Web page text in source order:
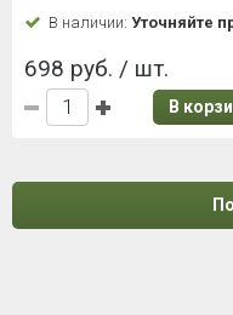
В наличии: Уточняйте
698 руб. / шт.
В